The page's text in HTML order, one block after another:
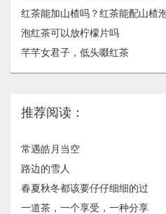
红茶能加山楂吗？红茶能配山楂
泡红茶可以放柠檬片吗
芊芊女君子，低头啜红茶
推荐阅读：
常遇皓月当空
路边的雪人
春夏秋冬都该要仔仔细细的过
一道茶，一个享受，一种分享